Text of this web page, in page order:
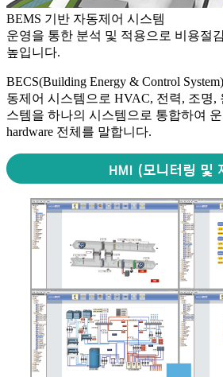
BEMS 기반 자동제어 시스템
운영을 통한 분석 및 적용으로 비용절
높입니다.
BECS(Building Energy & Control
동제어 시스템으로 HVAC, 전력, 조명,
스템을 하나의 시스템으로 통합하여 운
hardware 전체를 말합니다.